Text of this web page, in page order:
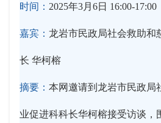
时间： 2025年3月6日 16:00-17:00
嘉宾： 龙岩市民政局社会救助和
长 华柯榕
摘要： 本网邀请到龙岩市民政局
业促进科科长华柯榕接受访谈，